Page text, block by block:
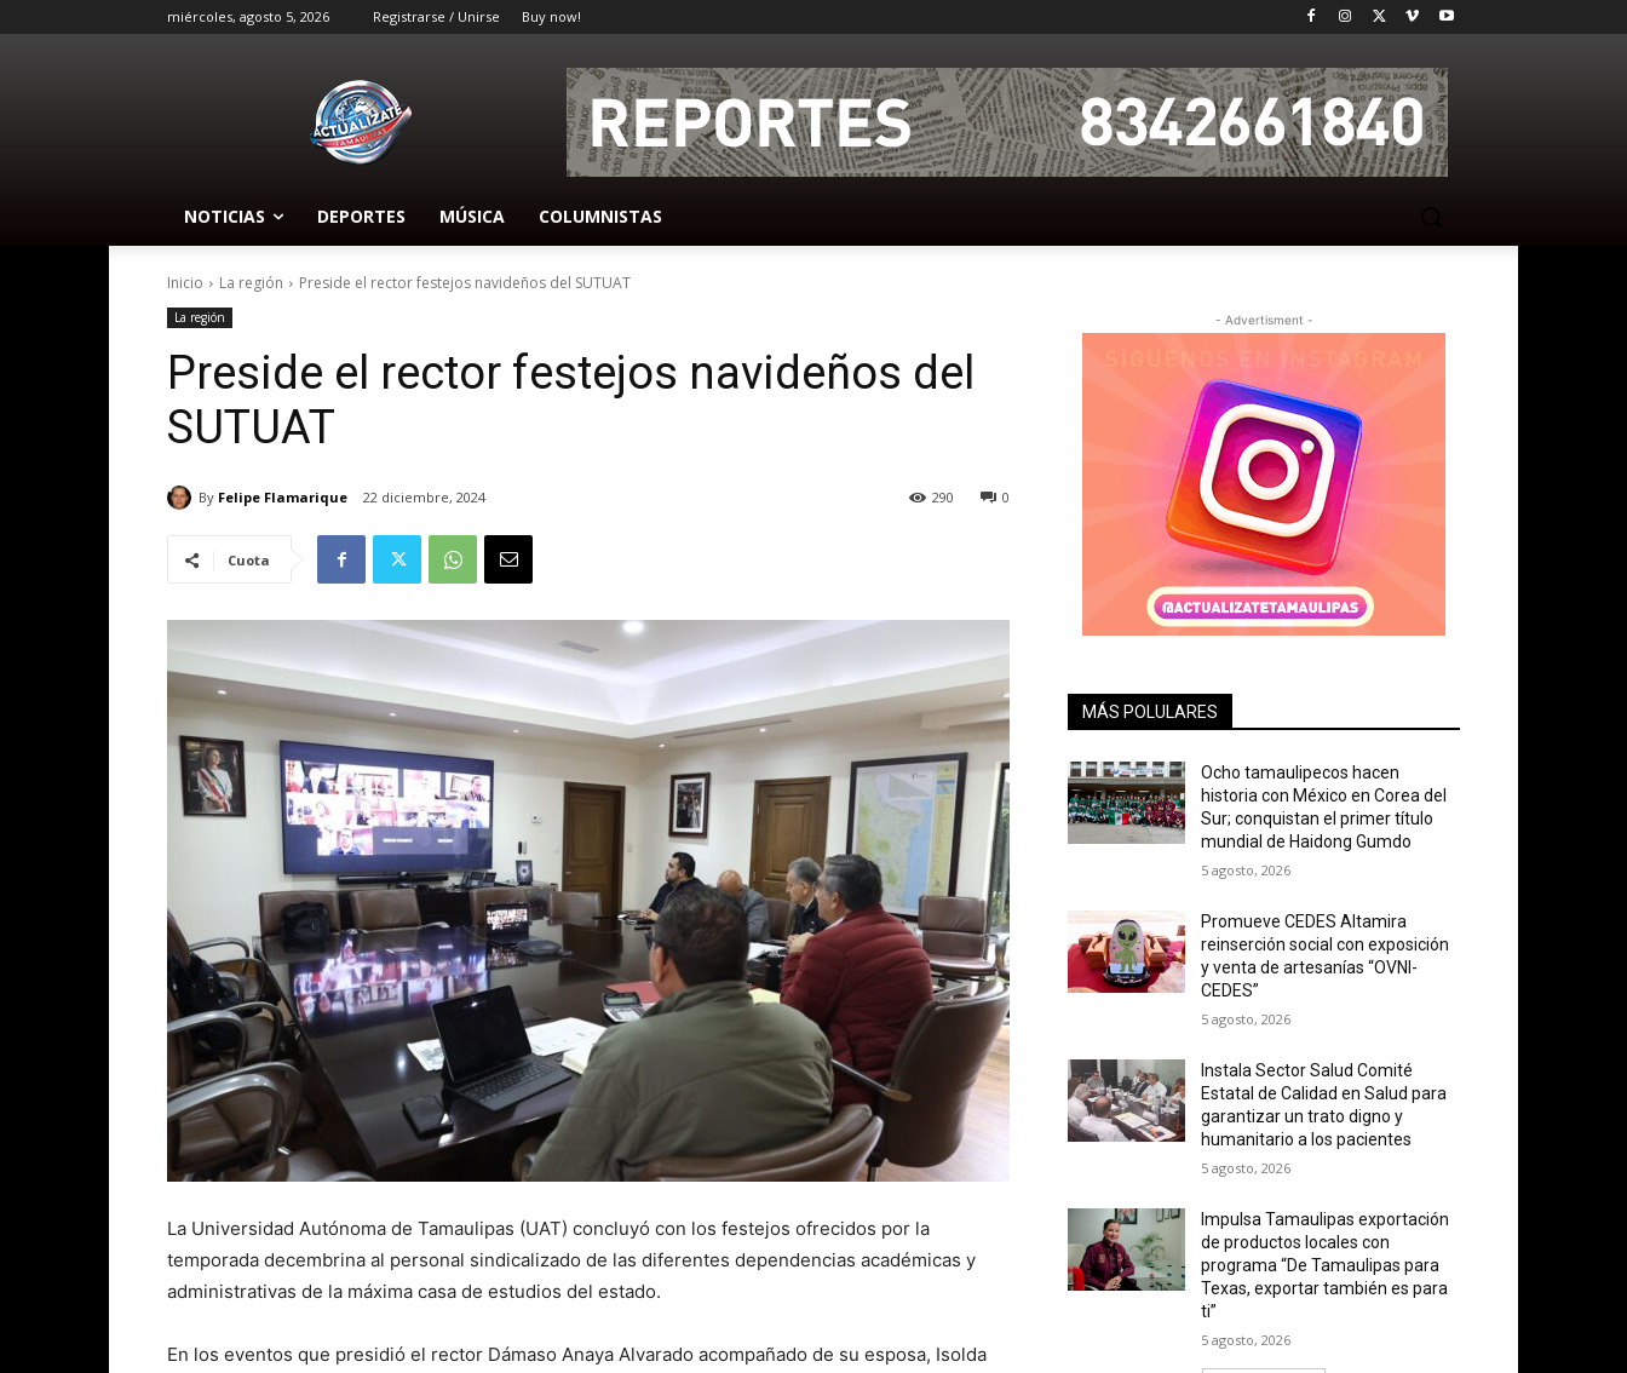
miércoles, agosto 5, 2026 Registrarse / Unirse Buy now!
NOTICIAS DEPORTES MÚSICA COLUMNISTAS
Inicio La región Preside el rector festejos navideños del SUTUAT
La región
Preside el rector festejos navideños del
SUTUAT
By Felipe Flamarique 22 diciembre, 2024 0
290
Cuota
La Universidad Autónoma de Tamaulipas (UAT) concluyó con los festejos ofrecidos por la
temporada decembrina al personal sindicalizado de las diferentes dependencias académicas y
administrativas de la máxima casa de estudios del estado.
En los eventos que presidió el rector Dámaso Anaya Alvarado acompañado de su esposa, Isolda
- Advertisment -
MÁS POLULARES
Ocho tamaulipecos hacen
historia con México en Corea del
Sur; conquistan el primer título
mundial de Haidong Gumdo
5 agosto, 2026
Promueve CEDES Altamira
reinserción social con exposición
y venta de artesanías “OVNI-
CEDES”
5 agosto, 2026
Instala Sector Salud Comité
Estatal de Calidad en Salud para
garantizar un trato digno y
humanitario a los pacientes
5 agosto, 2026
Impulsa Tamaulipas exportación
de productos locales con
programa “De Tamaulipas para
Texas, exportar también es para
ti”
5 agosto, 2026